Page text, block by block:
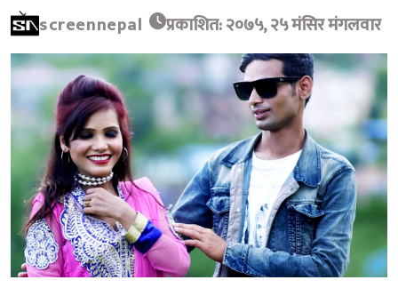
screennepal प्रकाशित: २०७५, २५ मंसिर मंगलवार